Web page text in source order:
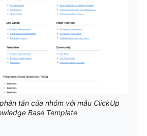
tán của nhóm với mẫu ClickUp
Base Template